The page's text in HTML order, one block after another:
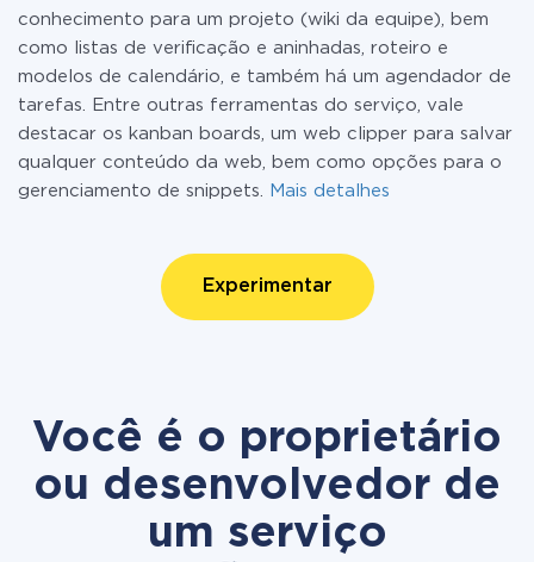
conhecimento para um projeto (wiki da equipe), bem
como listas de verificação e aninhadas, roteiro e
modelos de calendário, e também há um agendador de
tarefas. Entre outras ferramentas do serviço, vale
destacar os kanban boards, um web clipper para salvar
qualquer conteúdo da web, bem como opções para o
gerenciamento de snippets.
Mais detalhes
Experimentar
Você é o proprietário
ou desenvolvedor de
um serviço